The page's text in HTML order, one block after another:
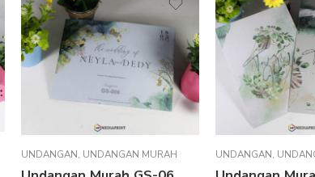
UNDANGAN, UNDANGAN MURAH UNDANGAN,